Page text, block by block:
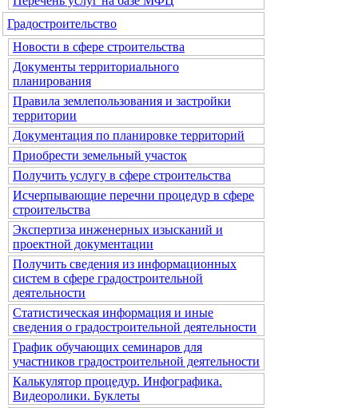
Градостроительство
Новости в сфере строительства
Документы территориального
планирования
Правила землепользования и застройки
территории
Документация по планировке территорий
Приобрести земельный участок
Получить услугу в сфере строительства
Исчерпывающие перечни процедур в сфере
строительства
Экспертиза инженерных изысканий и
проектной документации
Получить сведения из информационных
систем в сфере градостроительной
деятельности
Статистическая информация и иные
сведения о градостроительной деятельности
График обучающих семинаров для
участников градостроительной деятельности
Калькулятор процедур. Инфографика.
Видеоролики. Буклеты